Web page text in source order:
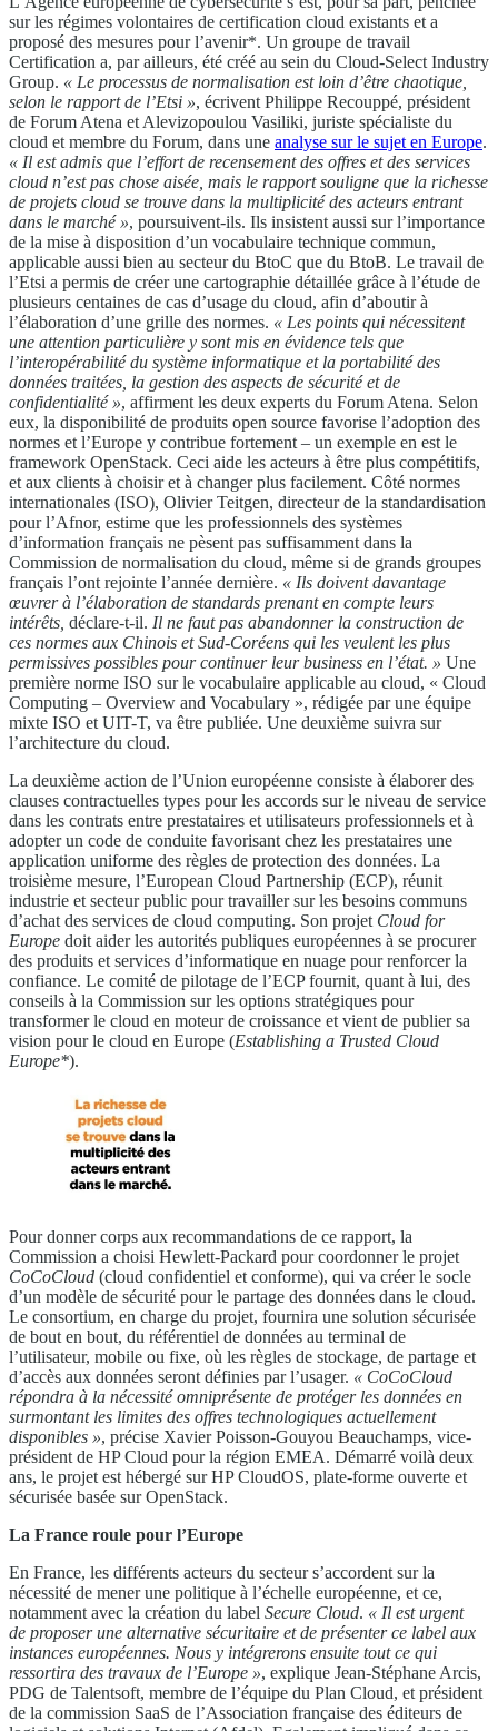
sur les régimes volontaires de certification cloud existants et a
proposé des mesures pour l’avenir*. Un groupe de travail
Certification a, par ailleurs, été créé au sein du Cloud-Select Industry
Group. « Le processus de normalisation est loin d’être chaotique,
selon le rapport de l’Etsi », écrivent Philippe Recouppé, président
de Forum Atena et Alevizopoulou Vasiliki, juriste spécialiste du
cloud et membre du Forum, dans une analyse sur le sujet en Europe.
« Il est admis que l’effort de recensement des offres et des services
cloud n’est pas chose aisée, mais le rapport souligne que la richesse
de projets cloud se trouve dans la multiplicité des acteurs entrant
dans le marché », poursuivent-ils. Ils insistent aussi sur l’importance
de la mise à disposition d’un vocabulaire technique commun,
applicable aussi bien au secteur du BtoC que du BtoB. Le travail de
l’Etsi a permis de créer une cartographie détaillée grâce à l’étude de
plusieurs centaines de cas d’usage du cloud, afin d’aboutir à
l’élaboration d’une grille des normes. « Les points qui nécessitent
une attention particulière y sont mis en évidence tels que
l’interopérabilité du système informatique et la portabilité des
données traitées, la gestion des aspects de sécurité et de
confidentialité », affirment les deux experts du Forum Atena. Selon
eux, la disponibilité de produits open source favorise l’adoption des
normes et l’Europe y contribue fortement – un exemple en est le
framework OpenStack. Ceci aide les acteurs à être plus compétitifs,
et aux clients à choisir et à changer plus facilement. Côté normes
internationales (ISO), Olivier Teitgen, directeur de la standardisation
pour l’Afnor, estime que les professionnels des systèmes
d’information français ne pèsent pas suffisamment dans la
Commission de normalisation du cloud, même si de grands groupes
français l’ont rejointe l’année dernière. « Ils doivent davantage
œuvrer à l’élaboration de standards prenant en compte leurs
intérêts, déclare-t-il. Il ne faut pas abandonner la construction de
ces normes aux Chinois et Sud-Coréens qui les veulent les plus
permissives possibles pour continuer leur business en l’état. » Une
première norme ISO sur le vocabulaire applicable au cloud, « Cloud
Computing – Overview and Vocabulary », rédigée par une équipe
mixte ISO et UIT-T, va être publiée. Une deuxième suivra sur
l’architecture du cloud.
La deuxième action de l’Union européenne consiste à élaborer des
clauses contractuelles types pour les accords sur le niveau de service
dans les contrats entre prestataires et utilisateurs professionnels et à
adopter un code de conduite favorisant chez les prestataires une
application uniforme des règles de protection des données. La
troisième mesure, l’European Cloud Partnership (ECP), réunit
industrie et secteur public pour travailler sur les besoins communs
d’achat des services de cloud computing. Son projet Cloud for
Europe doit aider les autorités publiques européennes à se procurer
des produits et services d’informatique en nuage pour renforcer la
confiance. Le comité de pilotage de l’ECP fournit, quant à lui, des
conseils à la Commission sur les options stratégiques pour
transformer le cloud en moteur de croissance et vient de publier sa
vision pour le cloud en Europe (Establishing a Trusted Cloud
Europe*).
Pour donner corps aux recommandations de ce rapport, la
Commission a choisi Hewlett-Packard pour coordonner le projet
CoCoCloud (cloud confidentiel et conforme), qui va créer le socle
d’un modèle de sécurité pour le partage des données dans le cloud.
Le consortium, en charge du projet, fournira une solution sécurisée
de bout en bout, du référentiel de données au terminal de
l’utilisateur, mobile ou fixe, où les règles de stockage, de partage et
d’accès aux données seront définies par l’usager. « CoCoCloud
répondra à la nécessité omniprésente de protéger les données en
surmontant les limites des offres technologiques actuellement
disponibles », précise Xavier Poisson-Gouyou Beauchamps, vice-
président de HP Cloud pour la région EMEA. Démarré voilà deux
ans, le projet est hébergé sur HP CloudOS, plate-forme ouverte et
sécurisée basée sur OpenStack.
La France roule pour l’Europe
En France, les différents acteurs du secteur s’accordent sur la
nécessité de mener une politique à l’échelle européenne, et ce,
notamment avec la création du label Secure Cloud. « Il est urgent
de proposer une alternative sécuritaire et de présenter ce label aux
instances européennes. Nous y intégrerons ensuite tout ce qui
ressortira des travaux de l’Europe », explique Jean-Stéphane Arcis,
PDG de Talentsoft, membre de l’équipe du Plan Cloud, et président
de la commission SaaS de l’Association française des éditeurs de